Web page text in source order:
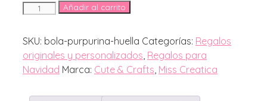
Adorno
navidad
Bola
navidad
Añadir al carrito
SKU: bola-purpurina-huella Categorías: Regalos
originales y personalizados Regalos para
Navidad Marca: Cute & Crafts Miss Creatica